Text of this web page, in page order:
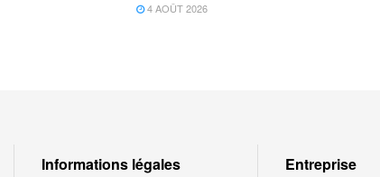
4 AOÛT 2026
Informations légales Entreprise